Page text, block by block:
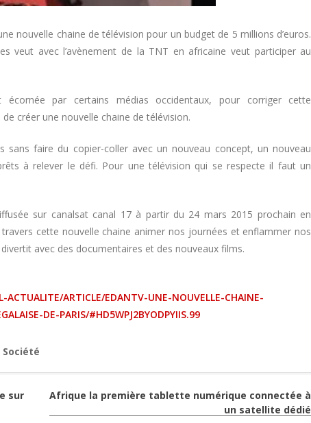
nouvelle chaine de télévision pour un budget de 5 millions d’euros.
veut avec l’avènement de la TNT en africaine veut participer au
par certains médias occidentaux, pour corriger cette
créer une nouvelle chaine de télévision.
sans faire du copier-coller avec un nouveau concept, un nouveau
à relever le défi. Pour une télévision qui se respecte il faut un
sur canalsat canal 17 à partir du 24 mars 2015 prochain en
cette nouvelle chaine animer nos journées et enflammer nos
avec des documentaires et des nouveaux films.
ACTUALITE/ARTICLE/EDANTV-UNE-NOUVELLE-CHAINE-
DE-PARIS/#HD5WPJ2BYODPYIIS.99
Société
sur
Afrique la première tablette numérique connectée à
un satellite dédié